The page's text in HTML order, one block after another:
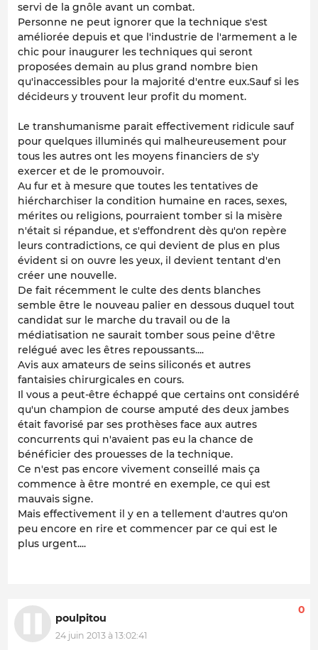
servi de la gnôle avant un combat.
Personne ne peut ignorer que la technique s'est
améliorée depuis et que l'industrie de l'armement a le
chic pour inaugurer les techniques qui seront
proposées demain au plus grand nombre bien
qu'inaccessibles pour la majorité d'entre eux.Sauf si les
décideurs y trouvent leur profit du moment.
Le transhumanisme parait effectivement ridicule sauf
pour quelques illuminés qui malheureusement pour
tous les autres ont les moyens financiers de s'y
exercer et de le promouvoir.
Au fur et à mesure que toutes les tentatives de
hiércharchiser la condition humaine en races, sexes,
mérites ou religions, pourraient tomber si la misère
n'était si répandue, et s'effondrent dès qu'on repère
leurs contradictions, ce qui devient de plus en plus
évident si on ouvre les yeux, il devient tentant d'en
créer une nouvelle.
De fait récemment le culte des dents blanches
semble être le nouveau palier en dessous duquel tout
candidat sur le marche du travail ou de la
médiatisation ne saurait tomber sous peine d'être
relégué avec les êtres repoussants....
Avis aux amateurs de seins siliconés et autres
fantaisies chirurgicales en cours.
Il vous a peut-être échappé que certains ont considéré
qu'un champion de course amputé des deux jambes
était favorisé par ses prothèses face aux autres
concurrents qui n'avaient pas eu la chance de
bénéficier des prouesses de la technique.
Ce n'est pas encore vivement conseillé mais ça
commence à être montré en exemple, ce qui est
mauvais signe.
Mais effectivement il y en a tellement d'autres qu'on
peu encore en rire et commencer par ce qui est le
plus urgent....
poulpitou
24 juin 2013 à 13:02:41
0